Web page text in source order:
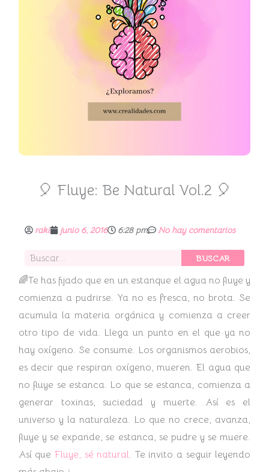
🎈 Fluye: Be Natural Vol.2 🎈
raki junio 6, 2016 6:28 pm No hay comentarios
Buscar BUSCAR
🌈Te has fijado que en un estanque el agua no fluye y
comienza a pudrirse. Ya no es fresca, no brota. Se
acumula la materia orgánica y comienza a creer
otro tipo de vida. Llega un punto en el que ya no
hay oxígeno. Se consume. Los organismos aerobios,
es decir que respiran oxígeno, mueren. El agua que
no fluye se estanca. Lo que se estanca, comienza a
generar toxinas, suciedad y muerte. Así es el
universo y la naturaleza. Lo que no crece, avanza,
fluye y se expande, se estanca, se pudre y se muere.
Así que Fluye, sé natural. Te invito a seguir leyendo